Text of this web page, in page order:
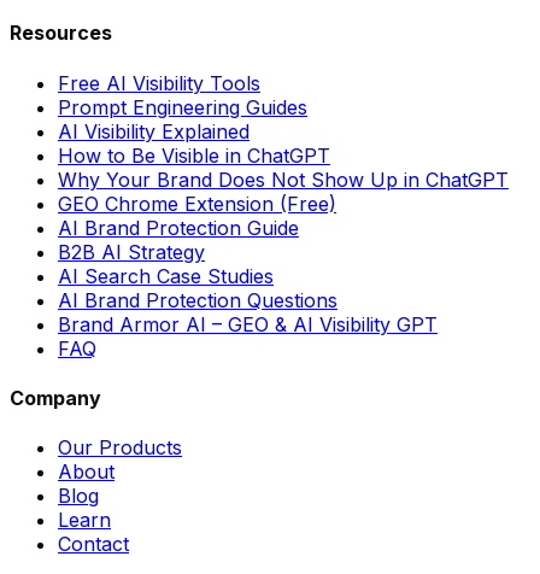
Resources
Free AI Visibility Tools
Prompt Engineering Guides
AI Visibility Explained
How to Be Visible in ChatGPT
Why Your Brand Does Not Show Up in ChatGPT
GEO Chrome Extension (Free)
AI Brand Protection Guide
B2B AI Strategy
AI Search Case Studies
AI Brand Protection Questions
Brand Armor AI – GEO & AI Visibility GPT
FAQ
Company
Our Products
About
Blog
Learn
Contact